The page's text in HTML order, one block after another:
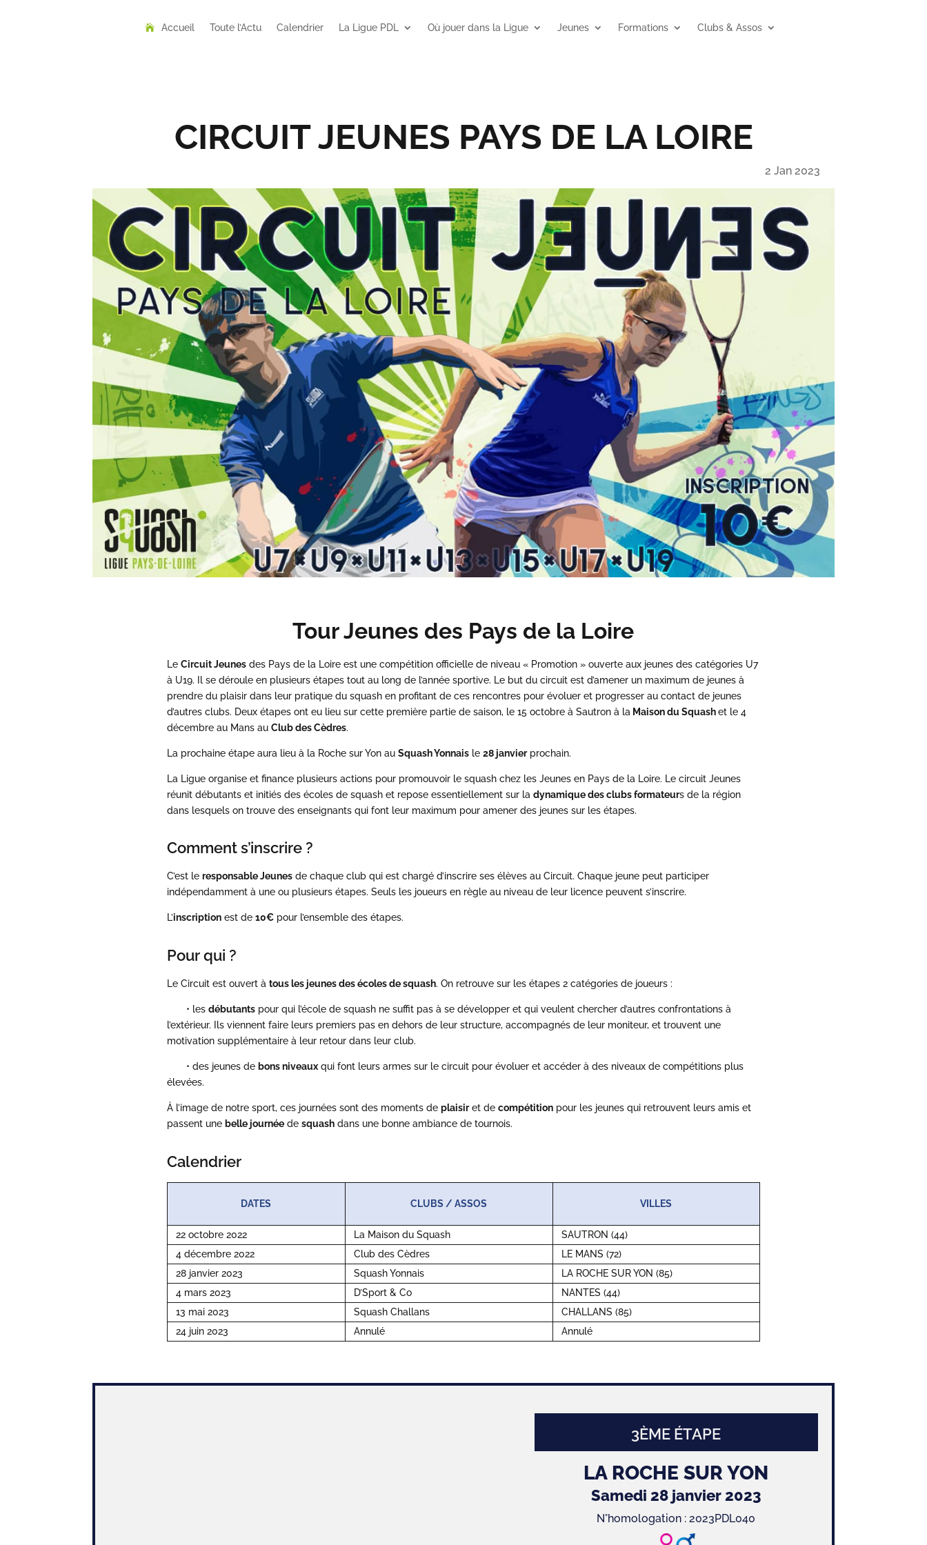
Accueil Toute l’Actu Calendrier La Ligue PDL Où jouer dans la Ligue Jeunes Formations Clubs & Assos
CIRCUIT JEUNES PAYS DE LA LOIRE
2 Jan 2023
Tour Jeunes des Pays de la Loire
Le Circuit Jeunesdes Pays de la Loire est une compétition officielle de niveau « Promotion » ouverte aux jeunes des catégories U7
à U19. Il se déroule en plusieurs étapes tout au long de l’année sportive. Le but du circuit est d’amener un maximum de jeunesà
prendre du plaisir dans leur pratique du squashen profitant de ces rencontres pour évoluer et progresser au contact de jeunes
d’autres clubs. Deux étapes ont eu lieu sur cette première partie de saison, le 15 octobre à Sautron à la Maison du Squashet le 4
décembre au Mans au Club des Cèdres.
La prochaine étape aura lieu à la Roche sur Yon au Squash Yonnaisle 28 janvierprochain.
La Ligue organise et finance plusieurs actions pour promouvoir le squash chez les Jeunes en Pays de la Loire. Le circuit Jeunes
réunit débutants et initiés des écoles de squash et repose essentiellement sur la dynamique des clubs formateurs de la région
dans lesquels on trouve des enseignants qui font leur maximum pour amener des jeunes sur les étapes.
Comment s’inscrire ?
C’est le responsable Jeunesde chaque club qui est chargé d’inscrire ses élèves au Circuit. Chaque jeune peut participer
indépendamment à une ou plusieurs étapes. Seuls les joueurs en règle au niveau de leur licence peuvent s’inscrire.
L’inscriptionest de 10€pour l’ensemble des étapes.
Pour qui ?
Le Circuit est ouvert à tous les jeunes des écoles de squash. On retrouve sur les étapes 2 catégories de joueurs :
• les débutantspour qui l’école de squash ne suffit pas à se développer et qui veulent chercher d’autres confrontations à
l’extérieur. Ils viennent faire leurs premiers pas en dehors de leur structure, accompagnés de leur moniteur, et trouvent une
motivation supplémentaire à leur retour dans leur club.
• des jeunes de bons niveauxqui font leurs armes sur le circuit pour évoluer et accéder à des niveaux de compétitions plus
élevées.
À l’image de notre sport, ces journées sont des moments de plaisiret de compétitionpour les jeunes qui retrouvent leurs amis et
passent une belle journéede squashdans une bonne ambiance de tournois.
Calendrier
DATES CLUBS / ASSOS VILLES
22 octobre 2022 La Maison du Squash
SAUTRON (44)
4 décembre 2022
Club des Cèdres
LE MANS (72)
28 janvier 2023
Squash Yonnais
LA ROCHE SUR YON (85)
4 mars 2023
D’Sport & Co
NANTES (44)
13 mai 2023
Squash Challans
CHALLANS (85)
24 juin 2023
Annulé Annulé
3ÈME ÉTAPE
LA ROCHE SUR YON
Samedi 28 janvier 2023
N°homologation : 2023PDL040